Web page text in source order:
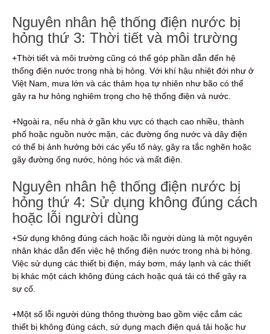
Nguyên nhân hệ thống điện nước bị
hỏng thứ 3: Thời tiết và môi trường
+Thời tiết và môi trường cũng có thể góp phần dẫn đến hệ
thống điện nước trong nhà bị hỏng. Với khí hậu nhiệt đới như ở
Việt Nam, mưa lớn và các thảm họa tự nhiên như bão có thể
gây ra hư hỏng nghiêm trọng cho hệ thống điện và nước.
+Ngoài ra, nếu nhà ở gần khu vực có thạch cao nhiều, thành
phố hoặc nguồn nước mặn, các đường ống nước và dây điện
có thể bị ảnh hưởng bởi các yếu tố này, gây ra tắc nghẽn hoặc
gãy đường ống nước, hỏng hóc và mất điện.
Nguyên nhân hệ thống điện nước bị
hỏng thứ 4: Sử dụng không đúng cách
hoặc lỗi người dùng
+Sử dụng không đúng cách hoặc lỗi người dùng là một nguyên
nhân khác dẫn đến việc hệ thống điện nước trong nhà bị hỏng.
Việc sử dụng các thiết bị điện, máy bơm, máy lạnh và các thiết
bị khác một cách không đúng cách hoặc quá tải có thể gây ra
sự cố.
+Một số lỗi người dùng thông thường bao gồm việc cắm các
thiết bị không đúng cách, sử dụng mạch điện quá tải hoặc hư